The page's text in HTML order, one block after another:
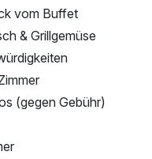
vom Buffet
& Grillgemüse
(gegen Gebühr)